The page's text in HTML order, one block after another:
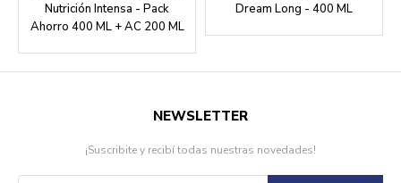
Nutrición Intensa - Pack
Ahorro 400 ML + AC 200 ML
Dream Long - 400 ML
NEWSLETTER
¡Suscribite y recibí todas nuestras novedades!